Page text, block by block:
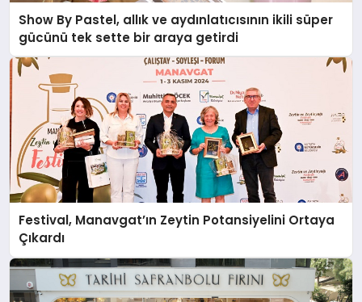
Show By Pastel, allık ve aydınlatıcısının ikili süper
gücünü tek sette bir araya getirdi
Festival, Manavgat’ın Zeytin Potansiyelini Ortaya
Çıkardı